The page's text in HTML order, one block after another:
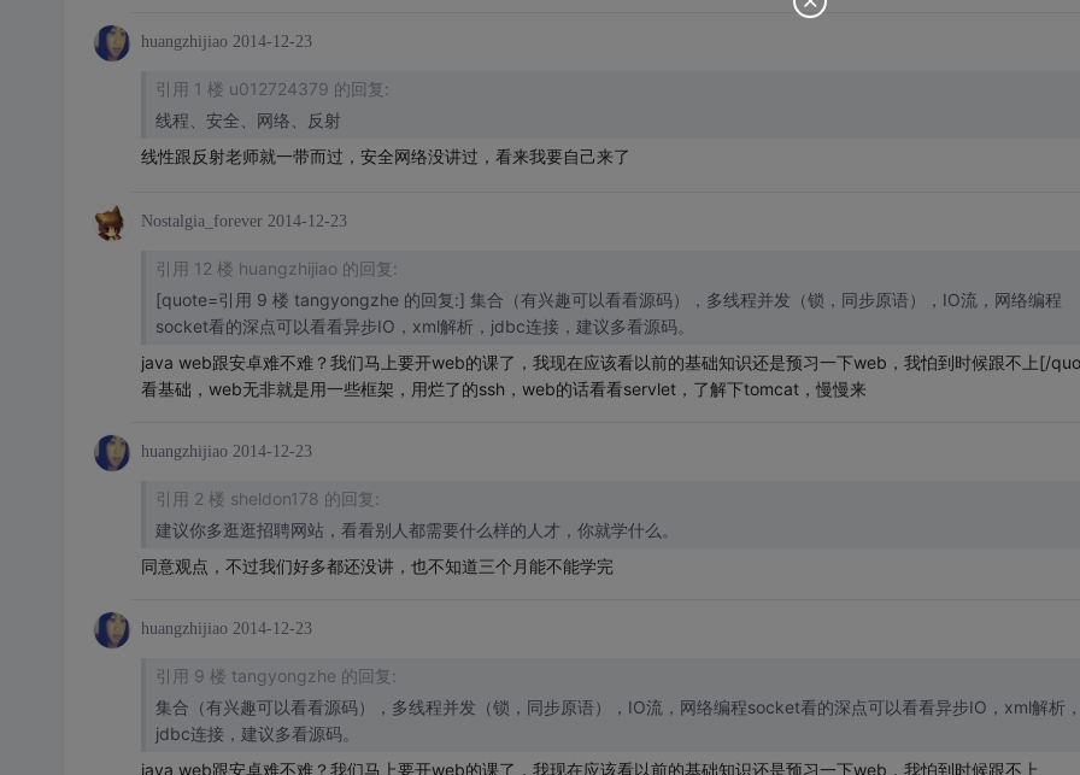
huangzhijiao 2014-12-23
引用 1 楼 u012724379 的回复:
线程、安全、网络、反射
线性跟反射老师就一带而过，安全网络没讲过，看来我要自己来了
Nostalgia_forever 2014-12-23
引用 12 楼 huangzhijiao 的回复:
[quote=引用 9 楼 tangyongzhe 的回复:] 集合（有兴趣可以看看源码），多线程并发（锁，同步原语），IO流，网络编程
socket看的深点可以看看异步IO，xml解析，jdbc连接，建议多看源码。
java web跟安卓难不难？我们马上要开web的课了，我现在应该看以前的基础知识还是预习一下web，我怕到时候跟不上[/
看基础，web无非就是用一些框架，用烂了的ssh，web的话看看servlet，了解下tomcat，慢慢来
huangzhijiao 2014-12-23
引用 2 楼 sheldon178 的回复:
建议你多逛逛招聘网站，看看别人都需要什么样的人才，你就学什么。
同意观点，不过我们好多都还没讲，也不知道三个月能不能学完
huangzhijiao 2014-12-23
引用 9 楼 tangyongzhe 的回复:
集合（有兴趣可以看看源码），多线程并发（锁，同步原语），IO流，网络编程socket看的深点可以看看异步IO，xml解析
jdbc连接，建议多看源码。
java web跟安卓难不难？我们马上要开web的课了，我现在应该看以前的基础知识还是预习一下web，我怕到时候跟不上